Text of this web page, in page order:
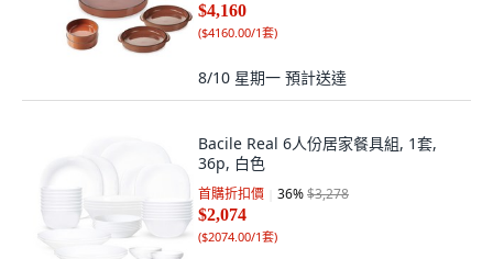
$4,160
($4160.00/1套)
8/10 星期一 預計送達
Bacile Real 6人份居家餐具組, 1套,
36p, 白色
首購折扣價 36%$3,278
$2,074
($2074.00/1套)